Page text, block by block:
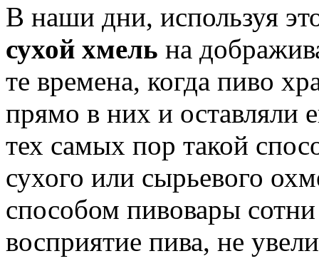
В наши дни, используя
сухой хмель на
те времена, когда пиво
прямо в них и оставляли
тех самых пор такой
сухого или сырьевого
способом пивовары
восприятие пива, не